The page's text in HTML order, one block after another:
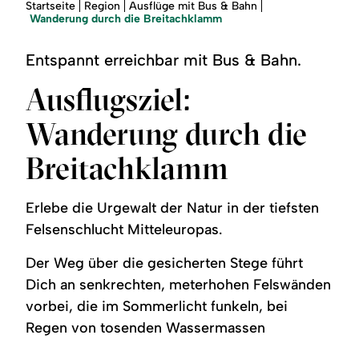
Region
Service
Sie
sind
Startseite Region
Ausflüge mit Bus & Bahn
Wanderung durch die Breitachklamm
Entspannt erreichbar mit Bus & Bahn.
Ausflugsziel:
Wanderung durch die
Breitachklamm
Erlebe die Urgewalt der Natur in der tiefsten
Felsenschlucht Mitteleuropas.
Der Weg über die gesicherten Stege führt
Dich an senkrechten, meterhohen Felswänden
vorbei, die im Sommerlicht funkeln, bei
Regen von tosenden Wassermassen